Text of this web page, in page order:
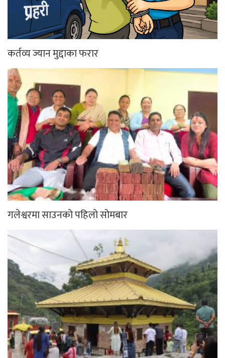
कर्तव्य ज्यान मुद्दाका फरार
गलेश्वरमा साउनको पहिलो सोमबार